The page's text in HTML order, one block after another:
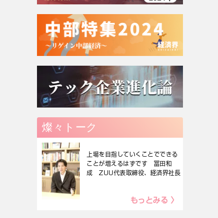
燦々トーク
上場を目指していくことでできる
ことが増えるはずです 冨田和
成 ZUU代表取締役、経済界社長
もっとみる 〉